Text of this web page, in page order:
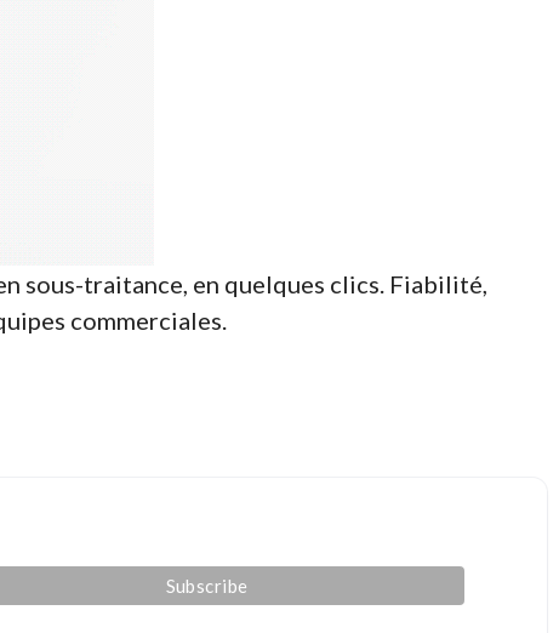
sous-traitance, en quelques clics. Fiabilité,
commerciales.